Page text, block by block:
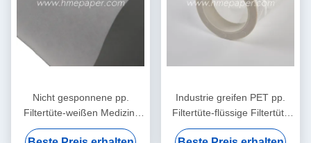
Nicht gesponnene pp.
Filtertüte-weißen Medizin-
Taschen-Teebeutel
Industrie greifen PET pp.
Filtertüte-flüssige Filtertüte
ineinander